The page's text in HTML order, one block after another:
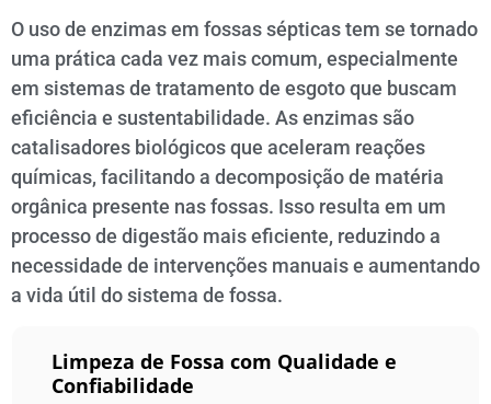
O uso de enzimas em fossas sépticas tem se tornado
uma prática cada vez mais comum, especialmente
em sistemas de tratamento de esgoto que buscam
eficiência e sustentabilidade. As enzimas são
catalisadores biológicos que aceleram reações
químicas, facilitando a decomposição de matéria
orgânica presente nas fossas. Isso resulta em um
processo de digestão mais eficiente, reduzindo a
necessidade de intervenções manuais e aumentando
a vida útil do sistema de fossa.
Limpeza de Fossa com Qualidade e
Confiabilidade